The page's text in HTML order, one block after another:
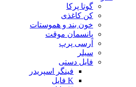
گوتا پرکا
کن کاغذی
خون بند و هموستات
پانسمان موقت
آرسی پرپ
سیلر
فایل دستی
فینگر اسپریدر
K فایل